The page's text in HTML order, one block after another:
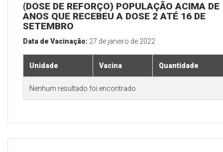
(DOSE DE REFORÇO) POPULAÇÃO ACIMA DE
ANOS QUE RECEBEU A DOSE 2 ATÉ 16 DE
SETEMBRO
Data de Vacinação: 27 de janeiro de 2022
Unidade Vacina Quantidade
Nenhum resultado foi encontrado.